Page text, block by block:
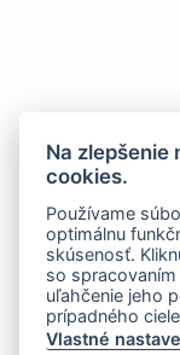
Na zlepšenie
cookies.
Používame
optimálnu
skúsenosť.
so
uľahčenie jeho
prípadného
Vlastné